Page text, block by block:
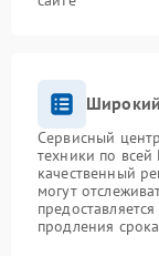
Широкий
Сервисный
техники по всей
качественный
могут
продления